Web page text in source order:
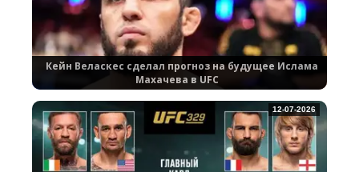
Кейн Веласкес сделал прогноз на будущее Ислама
Махачева в UFC
12-07-2026